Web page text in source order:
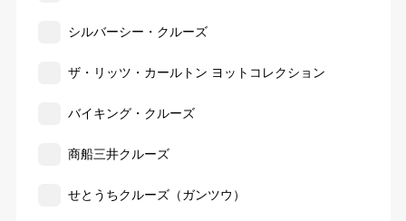
シルバーシー・クルーズ
ザ・リッツ・カールトン ヨットコレクション
バイキング・クルーズ
商船三井クルーズ
せとうちクルーズ（ガンツウ）